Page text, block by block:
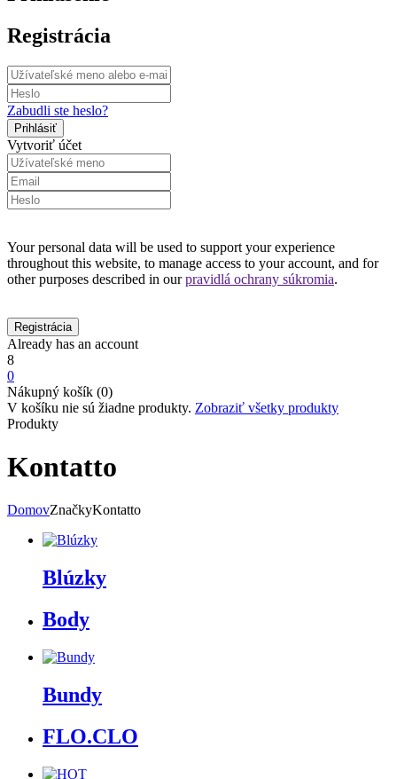
Registrácia
Zabudli ste heslo?
Vytvoriť účet
Your personal data will be used to support your experience
throughout this website, to manage access to your account, and for
other purposes described in ourpravidlá ochrany súkromia.
Already has an account
8
0
Nákupný košík (0)
V košíku nie sú žiadne produkty. Zobraziť všetky produkty
Produkty
Kontatto
DomovZnačkyKontatto
Blúzky
Body
Bundy
FLO.CLO